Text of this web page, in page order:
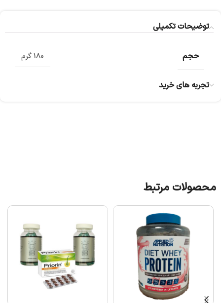
توضیحات تکمیلی
حجم 180 گرم
تجربه های خرید
محصولات مرتبط